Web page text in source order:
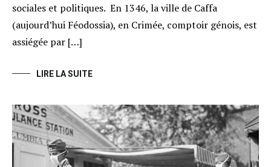
sociales et politiques. En 1346, la ville de Caffa
(aujourd’hui Féodossia), en Crimée, comptoir génois, est
assiégée par […]
LIRE LA SUITE